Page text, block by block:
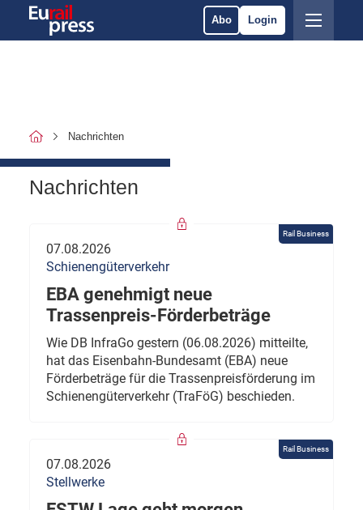
Abo Login
Nachrichten
Nachrichten
Rail Business
07.08.2026
Schienengüterverkehr
EBA genehmigt neue
Trassenpreis-Förderbeträge
Wie DB InfraGo gestern (06.08.2026) mitteilte,
hat das Eisenbahn-Bundesamt (EBA) neue
Förderbeträge für die Trassenpreisförderung im
Schienengüterverkehr (TraFöG) beschieden.
Rail Business
07.08.2026
Stellwerke